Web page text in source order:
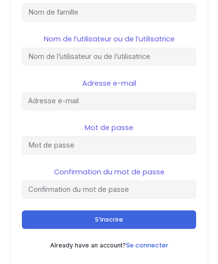
Nom de l’utilisateur ou de l’utilisatrice
Adresse e-mail
Mot de passe
Confirmation du mot de passe
S’inscrire
Already have an account?Se connecter